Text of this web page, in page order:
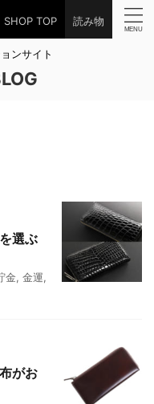
SHOP TOP 読み物
ンサイト
選ぶ
金, 金運,
がお